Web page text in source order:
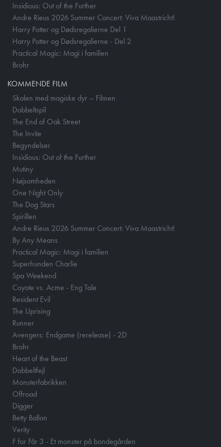
Insidious: Out of the Further
Andre Rieus 2026 Summer Concert: Viva Maastricht!
Harry Potter og Dødsregalierne Del 1
Harry Potter og Dødsregalierne - Del 2
Practical Magic: Magi i familien
Brohr
KOMMENDE FILM
Skolen med magiske dyr – Filmen
Dobbeltspil
The End of Oak Street
The Invite
Begyndelser
Insidious: Out of the Further
Mutiny
Nøjsomheden
One Night Only
The Dog Stars
Spirillen
Andre Rieus 2026 Summer Concert: Viva Maastricht!
By Any Means
Practical Magic: Magi i familien
Superhunden Charlie
Spa Weekend
Coyote vs. Acme - Eng Tale
Resident Evil
The Uprising
Runner
Avengers: Endgame (rerelease) - 2D
Brohr
Heart of the Beast
Dobbeltfejl
Monsterfabrikken
Offroad
Digger
Betty Ballon
Verity
F for Får 3 - Et monster på bondegården